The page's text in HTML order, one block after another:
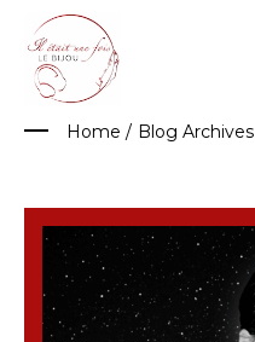
content
Home / Blog Archives